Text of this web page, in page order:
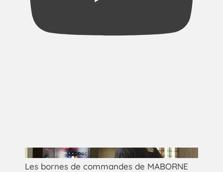
Les bornes de commandes de MABORNE